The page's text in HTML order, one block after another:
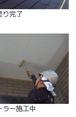
り完了
ー施工中